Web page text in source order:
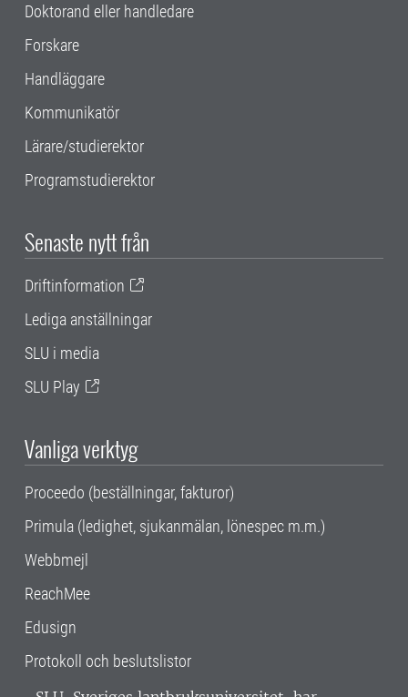
Doktorand eller handledare
Forskare
Handläggare
Kommunikatör
Lärare/studierektor
Programstudierektor
Senaste nytt från
Driftinformation
Lediga anställningar
SLU i media
SLU Play
Vanliga verktyg
Proceedo (beställningar, fakturor)
Primula (ledighet, sjukanmälan, lönespec m.m.)
Webbmejl
ReachMee
Edusign
Protokoll och beslutslistor